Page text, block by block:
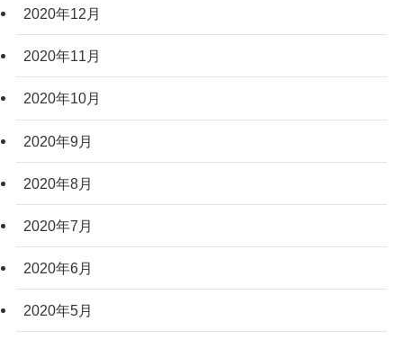
2020年12月
2020年11月
2020年10月
2020年9月
2020年8月
2020年7月
2020年6月
2020年5月